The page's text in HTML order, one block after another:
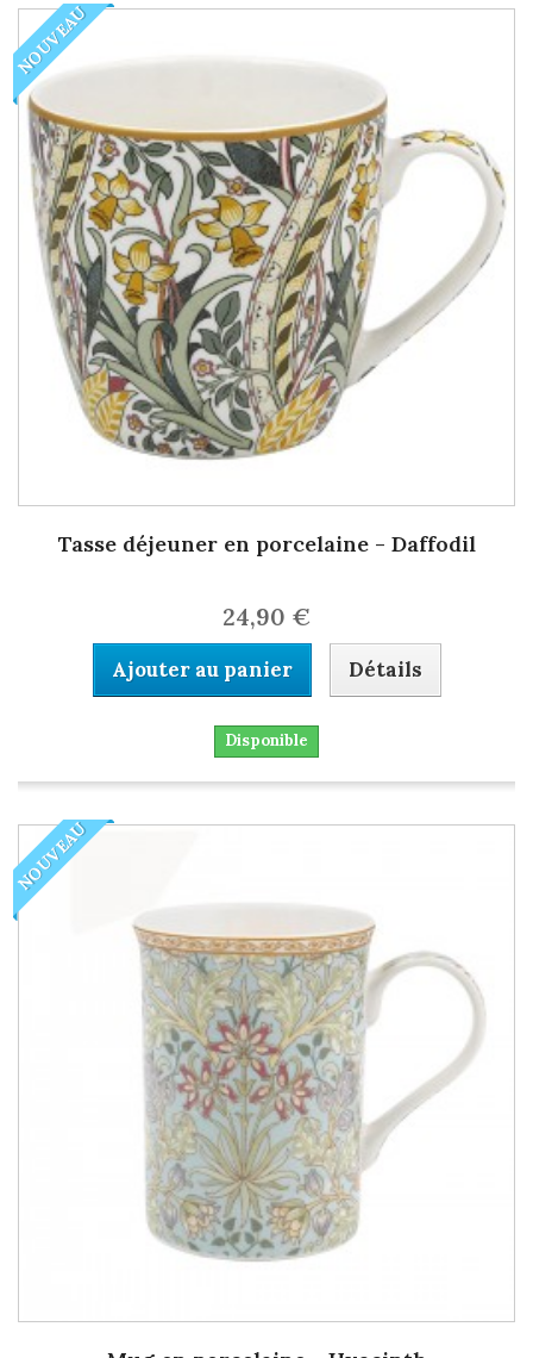
NOUVEAU
Tasse déjeuner en porcelaine - Daffodil
24,90 €
Ajouter au panier Détails
Disponible
NOUVEAU